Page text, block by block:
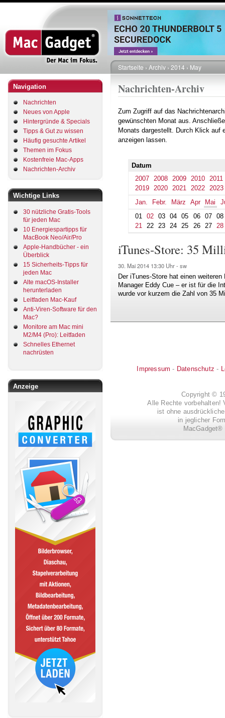
Direkt
zum
Inhalt
Navigation
Nachrichten
Neues von Apple
Hintergründe & Specials
Tipps & Gut zu wissen
Häufig gesuchte Artikel
Themen im Fokus
Kostenfreie Mac-Apps
Nachrichten-Archiv
Wichtige Links
30 nützliche Gratis-Tools
für jeden Mac
10 Energiespartipps für
MacBook Neo/Air/Pro
Apple-Handbücher - ein
Überblick
15 Sicherheits-Tipps für
jeden Mac
Alte macOS-Installer
herunterladen
Leitfaden Mac-Kauf
Anti-Viren-Software für den
Mac?
Monitore am Mac mini
M2/M4 (Pro): Leitfaden
Schnelles Ethernet
nachrüsten
Anzeige
Pfadnavigation
Startseite Archiv 2014 May
Nachrichten-Archiv
Zum Zugriff auf das
gewünschten Monat aus.
Monats dargestellt. Durch Klick auf
anzeigen lassen.
Datum
2007
2008 2009 2010
2011
2019
2020 2021 2022
2023
Jan.
Febr. März Apr Mai
01
02 03 04 05 06 07
08
21
22 23 24 25 26 27 28
iTunes-Store: 35
30. Mai 2014 13:30 Uhr - sw
Der iTunes-Store hat einen
Manager Eddy Cue – er ist für die
wurde vor kurzem die Zahl von 35
Impressum - Datenschutz -
Copyright ©
Alle Rechte vorbehalten!
ist ohne
in jeglicher
MacGadget®